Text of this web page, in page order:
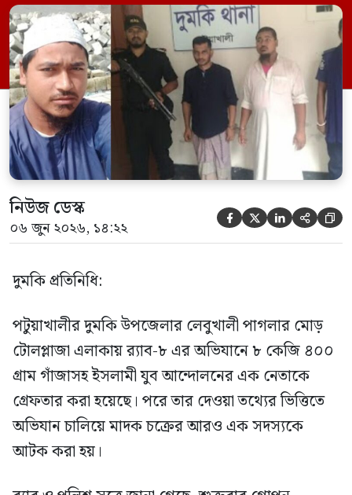
ভিত্তিতে অভিযান চালিয়ে মাদক চক্রের আরও
এক সদস্যকে আটক করা হয়। র‍্যাব ও পুলিশ
সূত্রে জানা গেছে, শুক্রবার গোপন সংবাদের
ভিত্তিতে র‍্যাব-৮, সিপিসি-১ পটুয়াখালী ক্যাম্পের
[…]
নিউজ ডেস্ক
০৬ জুন ২০২৬, ১৪:২২     
দুমকি প্রতিনিধি:
পটুয়াখালীর দুমকি উপজেলার লেবুখালী পাগলার মোড়
টোলপ্লাজা এলাকায় র‍্যাব-৮ এর অভিযানে ৮ কেজি ৪০০
গ্রাম গাঁজাসহ ইসলামী যুব আন্দোলনের এক নেতাকে
গ্রেফতার করা হয়েছে। পরে তার দেওয়া তথ্যের ভিত্তিতে
অভিযান চালিয়ে মাদক চক্রের আরও এক সদস্যকে
আটক করা হয়।